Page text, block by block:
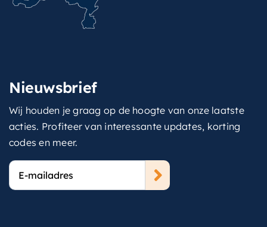
Nieuwsbrief
Wij houden je graag op de hoogte van onze laatste
acties. Profiteer van interessante updates, korting
codes en meer.
E-
mailadres